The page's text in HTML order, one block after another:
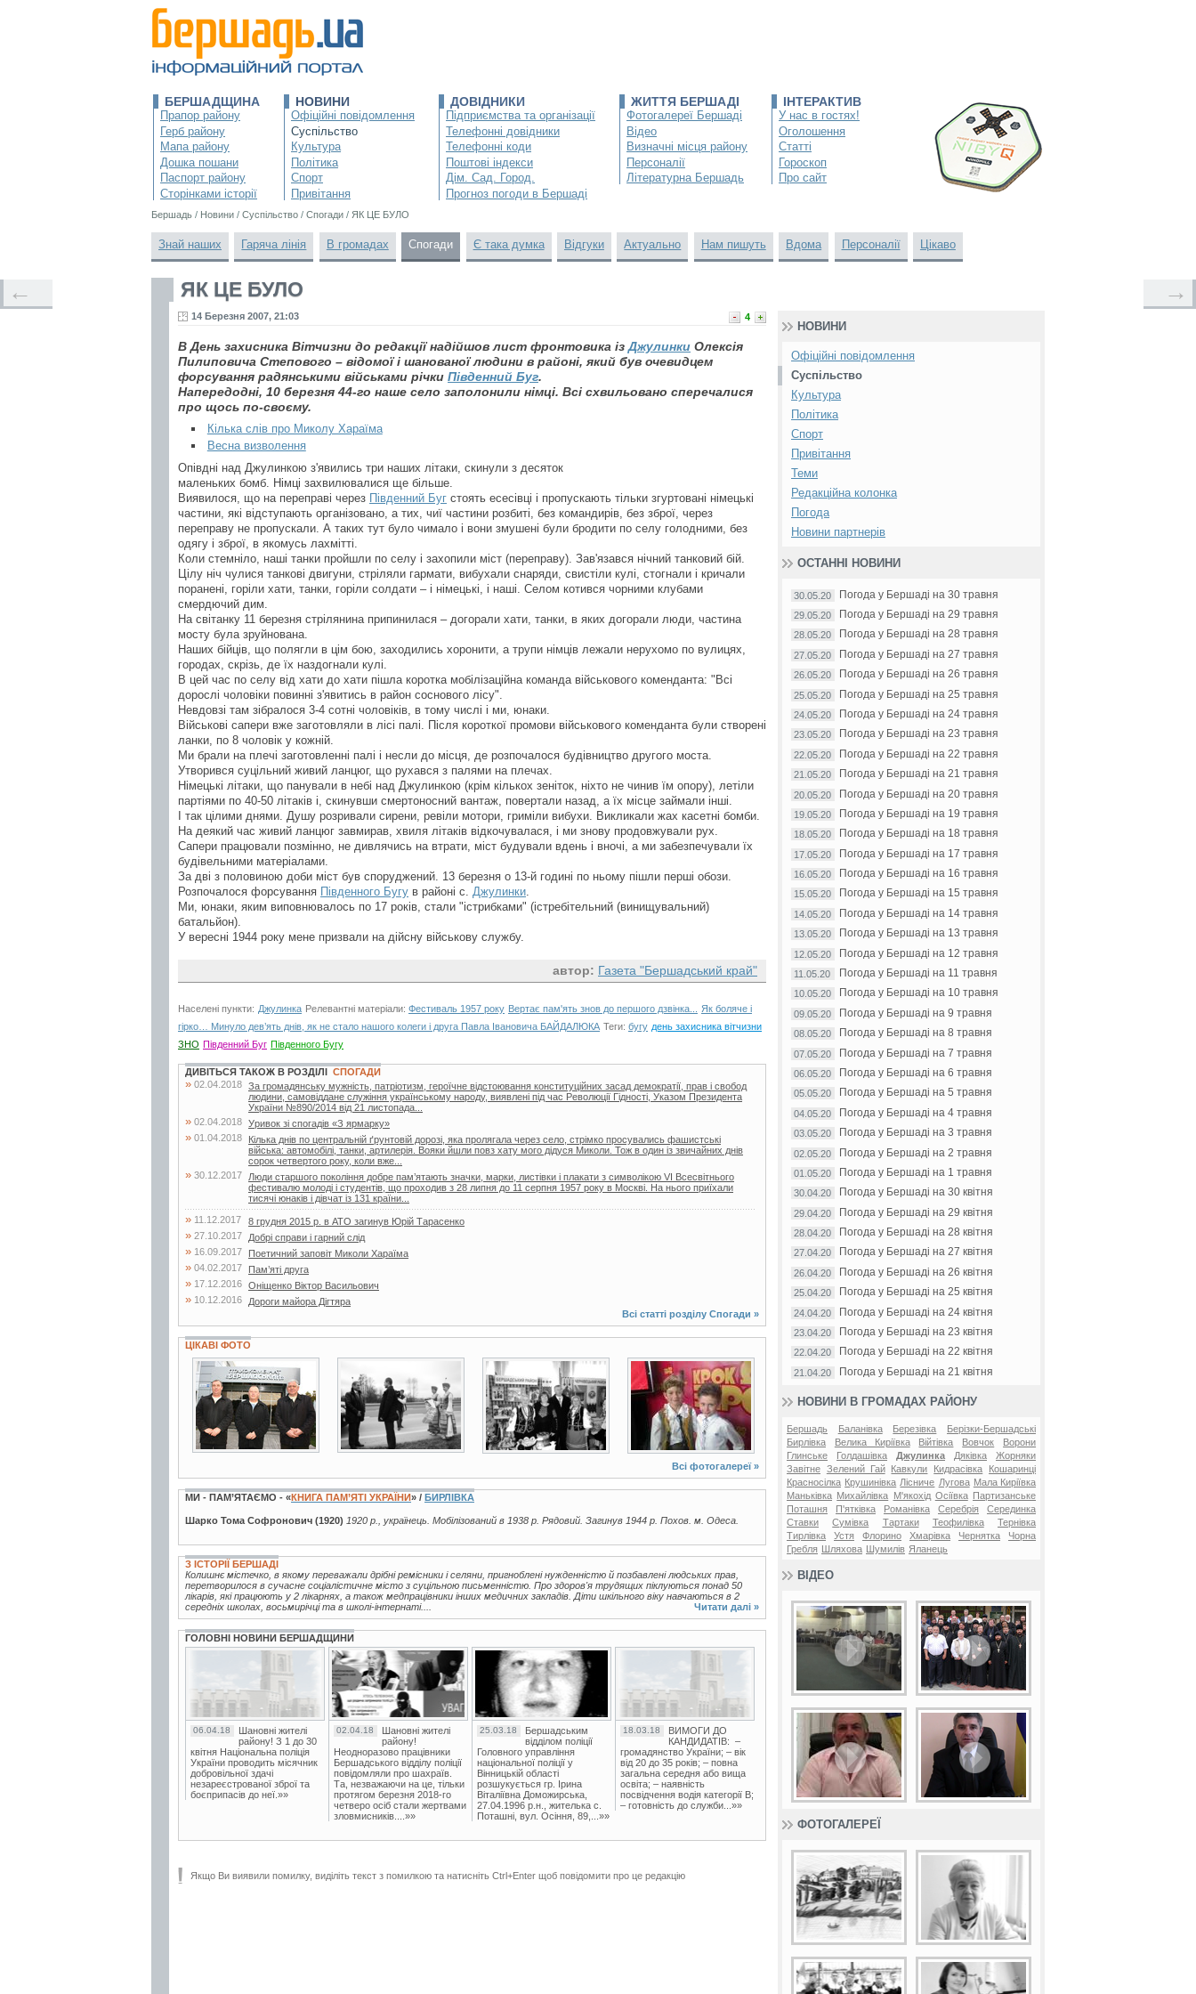
БЕРШАДЩИНА
Прапор району
Герб району
Мапа району
Дошка пошани
Паспорт району
Сторінками історії
НОВИНИ
Офіційні повідомлення
Суспільство
Культура
Політика
Спорт
Привітання
ДОВІДНИКИ
Підприємства та організації
Телефонні довідники
Телефонні коди
Поштові індекси
Дім. Сад. Город.
Прогноз погоди в Бершаді
ЖИТТЯ БЕРШАДІ
Фотогалереї Бершаді
Відео
Визначні місця району
Персоналії
Літературна Бершадь
ІНТЕРАКТИВ
У нас в гостях!
Оголошення
Статті
Гороскоп
Про сайт
Бершадь / Новини / Суспільство / Спогади / ЯК ЦЕ БУЛО
Знай наших Гаряча лінія В громадах Спогади Є така думка Відгуки Актуально Нам пишуть Вдома Персоналії Цікаво
ЯК ЦЕ БУЛО
4
14 Березня 2007, 21:03
В День захисника Вітчизни до редакції надійшов лист фронтовика із Джулинки Олексія
Пилиповича Степового – відомої і шанованої людини в районі, який був очевидцем
форсування радянськими військами річки Південний Буг.
Напередодні, 10 березня 44-го наше село заполонили німці. Всі схвильовано сперечалися
про щось по-своєму.
Кілька слів про Миколу Хараїма
Весна визволення
Опівдні над Джулинкою з'явились три наших літаки, скинули з десяток
маленьких бомб. Німці захвилювалися ще більше.
Виявилося, що на переправі через Південний Буг стоять есесівці і пропускають тільки згуртовані німецькі
частини, які відступають організовано, а тих, чиї частини розбиті, без командирів, без зброї, через
переправу не пропускали. А таких тут було чимало і вони змушені були бродити по селу голодними, без
одягу і зброї, в якомусь лахмітті.
Коли стемніло, наші танки пройшли по селу і захопили міст (переправу). Зав'язався нічний танковий бій.
Цілу ніч чулися танкові двигуни, стріляли гармати, вибухали снаряди, свистіли кулі, стогнали і кричали
поранені, горіли хати, танки, горіли солдати – і німецькі, і наші. Селом котився чорними клубами
смердючий дим.
На світанку 11 березня стрілянина припинилася – догорали хати, танки, в яких догорали люди, частина
мосту була зруйнована.
Наших бійців, що полягли в цім бою, заходились хоронити, а трупи німців лежали нерухомо по вулицях,
городах, скрізь, де їх наздогнали кулі.
В цей час по селу від хати до хати пішла коротка мобілізаційна команда військового коменданта: "Всі
дорослі чоловіки повинні з'явитись в район соснового лісу".
Невдовзі там зібралося 3-4 сотні чоловіків, в тому числі і ми, юнаки.
Військові сапери вже заготовляли в лісі палі. Після короткої промови військового коменданта були створені
ланки, по 8 чоловік у кожній.
Ми брали на плечі заготовленні палі і несли до місця, де розпочалося будівництво другого моста.
Утворився суцільний живий ланцюг, що рухався з палями на плечах.
Німецькі літаки, що панували в небі над Джулинкою (крім кількох зеніток, ніхто не чинив їм опору), летіли
партіями по 40-50 літаків і, скинувши смертоносний вантаж, повертали назад, а їх місце займали інші.
І так цілими днями. Душу розривали сирени, ревіли мотори, гриміли вибухи. Викликали жах касетні бомби.
На деякий час живий ланцюг завмирав, хвиля літаків відкочувалася, і ми знову продовжували рух.
Сапери працювали позмінно, не дивлячись на втрати, міст будували вдень і вночі, а ми забезпечували їх
будівельними матеріалами.
За дві з половиною доби міст був споруджений. 13 березня о 13-й годині по ньому пішли перші обози.
Розпочалося форсування Південного Бугу в районі с. Джулинки
Ми, юнаки, яким виповнювалось по 17 років, стали "істрибками" (істребітельний (винищувальний)
батальйон).
У вересні 1944 року мене призвали на дійсну військову службу.
автор: Газета "Бершадський край"
Населені пункти: Джулинка Релевантні матеріали: Фестиваль 1957 року Вертає пам'ять знов до першого дзвінка...
Як боляче і
гірко… Минуло дев’ять днів, як не стало нашого колеги і друга Павла Івановича БАЙДАЛЮКА Теги: бугу день захисника вітчизни
ЗНО Південний Буг Південного Бугу
← →
ДИВІТЬСЯ ТАКОЖ В РОЗДІЛІ СПОГАДИ
» 02.04.2018 За громадянську мужність, патріотизм, героїчне відстоювання конституційних засад демократії, прав і свобод
людини, самовіддане служіння українському народу, виявлені під час Революції Гідності, Указом Президента
України №890/2014 від 21 листопада...
» 02.04.2018 Уривок зі спогадів «З ярмарку»
» 01.04.2018
Кілька днів по центральній ґрунтовій дорозі, яка пролягала через село, стрімко просувались фашистські
війська: автомобілі, танки, артилерія. Вояки йшли повз хату мого дідуся Миколи. Тож в один із звичайних днів
сорок четвертого року, коли вже...
» 30.12.2017
Люди старшого покоління добре пам’ятають значки, марки, листівки і плакати з символікою VI Всесвітнього
фестивалю молоді і студентів, що проходив з 28 липня до 11 серпня 1957 року в Москві. На нього приїхали
тисячі юнаків і дівчат із 131 країни...
» 11.12.2017 8 грудня 2015 р. в АТО загинув Юрій Тарасенко
» 27.10.2017 Добрі справи і гарний слід
» 16.09.2017 Поетичний заповіт Миколи Хараїма
» 04.02.2017 Пам’яті друга
» 17.12.2016 Оніщенко Віктор Васильович
» 10.12.2016
Дороги майора Дігтяра
Всі статті розділу Спогади »
ЦІКАВІ ФОТО
3 фото 2 фото 10 фото
Всі фотогалереї »
МИ - ПАМ’ЯТАЄМО - «КНИГА ПАМ’ЯТІ УКРАЇНИ» / БИРЛІВКА
Шарко Тома Софронович (1920) 1920 р., українець. Мобілізований в 1938 р. Рядовий. Загинув 1944 р. Похов. м. Одеса.
З ІСТОРІЇ БЕРШАДІ
Колишнє містечко, в якому переважали дрібні ремісники і селяни, пригноблені нужденністю й позбавлені людських прав,
перетворилося в сучасне соціалістичне місто з суцільною письменністю. Про здоров'я трудящих піклуються понад 50
лікарів, які працюють у 2 лікарнях, а також медпрацівники інших медичних закладів. Діти шкільного віку навчаються в 2
середніх школах, восьмирічці та в школі-інтернаті....
Читати далі »
ГОЛОВНІ НОВИНИ БЕРШАДЩИНИ
06.04.18
Шановні жителі
району! З 1 до 30
квітня Національна поліція
України проводить місячник
добровільної здачі
незареєстрованої зброї та
боєприпасів до неї.»»
02.04.18
Шановні жителі
району!
Неодноразово працівники
Бершадського відділу поліції
повідомляли про шахраїв.
Та, незважаючи на це, тільки
протягом березня 2018-го
четверо осіб стали жертвами
зловмисників....»»
25.03.18
Бершадським
відділом поліції
Головного управління
національної поліції у
Вінницькій області
розшукується гр. Ірина
Віталіївна Доможирська,
27.04.1996 р.н., жителька с.
Поташні, вул. Осіння, 89,...»»
18.03.18
ВИМОГИ ДО
КАНДИДАТІВ: –
громадянство України; – вік
від 20 до 35 років; – повна
загальна середня або вища
освіта; – наявність
посвідчення водія категорії В;
– готовність до служби...»»
Якщо Ви виявили помилку, виділіть текст з помилкою та натисніть Ctrl+Enter щоб повідомити про це редакцію
НОВИНИ
Офіційні повідомлення
Суспільство
Культура
Політика
Спорт
Привітання
Теми
Редакційна колонка
Погода
Новини партнерів
ОСТАННІ НОВИНИ
30.05.20 Погода у Бершаді на 30 травня
29.05.20 Погода у Бершаді на 29 травня
28.05.20 Погода у Бершаді на 28 травня
27.05.20 Погода у Бершаді на 27 травня
26.05.20 Погода у Бершаді на 26 травня
25.05.20 Погода у Бершаді на 25 травня
24.05.20 Погода у Бершаді на 24 травня
23.05.20 Погода у Бершаді на 23 травня
22.05.20 Погода у Бершаді на 22 травня
21.05.20 Погода у Бершаді на 21 травня
20.05.20 Погода у Бершаді на 20 травня
19.05.20 Погода у Бершаді на 19 травня
18.05.20 Погода у Бершаді на 18 травня
17.05.20 Погода у Бершаді на 17 травня
16.05.20 Погода у Бершаді на 16 травня
15.05.20 Погода у Бершаді на 15 травня
14.05.20 Погода у Бершаді на 14 травня
13.05.20 Погода у Бершаді на 13 травня
12.05.20 Погода у Бершаді на 12 травня
11.05.20 Погода у Бершаді на 11 травня
10.05.20 Погода у Бершаді на 10 травня
09.05.20 Погода у Бершаді на 9 травня
08.05.20 Погода у Бершаді на 8 травня
07.05.20 Погода у Бершаді на 7 травня
06.05.20 Погода у Бершаді на 6 травня
05.05.20 Погода у Бершаді на 5 травня
04.05.20 Погода у Бершаді на 4 травня
03.05.20 Погода у Бершаді на 3 травня
02.05.20 Погода у Бершаді на 2 травня
01.05.20 Погода у Бершаді на 1 травня
30.04.20 Погода у Бершаді на 30 квітня
29.04.20 Погода у Бершаді на 29 квітня
28.04.20 Погода у Бершаді на 28 квітня
27.04.20 Погода у Бершаді на 27 квітня
26.04.20 Погода у Бершаді на 26 квітня
25.04.20 Погода у Бершаді на 25 квітня
24.04.20 Погода у Бершаді на 24 квітня
23.04.20 Погода у Бершаді на 23 квітня
22.04.20 Погода у Бершаді на 22 квітня
21.04.20 Погода у Бершаді на 21 квітня
НОВИНИ В ГРОМАДАХ РАЙОНУ
Бершадь Баланівка Березівка
Берізки-Бершадські
Бирлівка
Велика Киріївка Війтівка Вовчок
Ворони
Глинське
Голдашівка Джулинка Дяківка
Жорняки
Завітне Зелений Гай Кавкули Кидрасівка
Кошаринці
Красносілка Крушинівка Лісниче Лугова Мала Киріївка
Маньківка Михайлівка М'якохід Осіївка
Партизанське
Поташня
П'ятківка Романівка Серебрія
Серединка
Ставки
Сумівка Тартаки Теофилівка
Тернівка
Тирлівка
Устя Флорино Хмарівка Чернятка
Чорна
Гребля
Шляхова Шумилів Яланець
ВІДЕО
ФОТОГАЛЕРЕЇ